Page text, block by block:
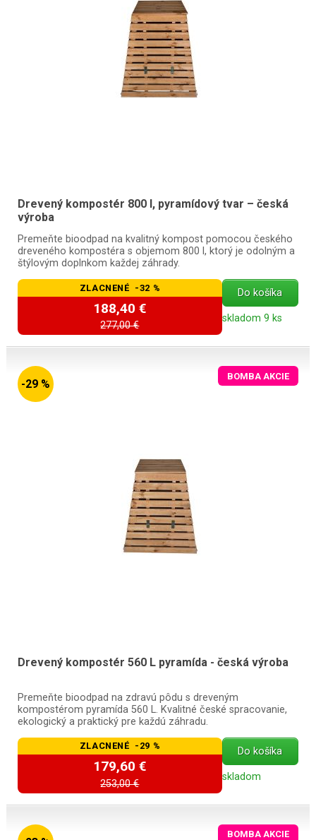
Drevený kompostér 800 l, pyramídový tvar – česká
výroba
Premeňte bioodpad na kvalitný kompost pomocou českého
dreveného kompostéra s objemom 800 l, ktorý je odolným a
štýlovým doplnkom každej záhrady.
ZLACNENÉ -32 %
188,40 €
277,00 €
Do košíka
skladom 9 ks
-29 %
BOMBA AKCIE
Drevený kompostér 560 L pyramída - česká výroba
Premeňte bioodpad na zdravú pôdu s dreveným
kompostérom pyramída 560 L. Kvalitné české spracovanie,
ekologický a praktický pre každú záhradu.
ZLACNENÉ -29 %
179,60 €
253,00 €
Do košíka
skladom
BOMBA AKCIE